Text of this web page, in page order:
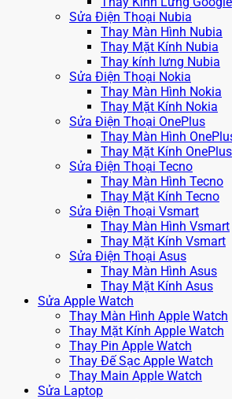
Sửa Điện Thoại Nubia
Thay Màn Hình Nubia
Thay Mặt Kính Nubia
Thay kính lưng Nubia
Sửa Điện Thoại Nokia
Thay Màn Hình Nokia
Thay Mặt Kính Nokia
Sửa Điện Thoại OnePlus
Thay Màn Hình
Thay Mặt Kính OnePlus
Sửa Điện Thoại Tecno
Thay Màn Hình Tecno
Thay Mặt Kính Tecno
Sửa Điện Thoại Vsmart
Thay Màn Hình Vsmart
Thay Mặt Kính Vsmart
Sửa Điện Thoại Asus
Thay Màn Hình Asus
Thay Mặt Kính Asus
Sửa Apple Watch
Thay Màn Hình Apple Watch
Thay Mặt Kính Apple Watch
Thay Pin Apple Watch
Thay Đế Sạc Apple Watch
Thay Main Apple Watch
Sửa Laptop